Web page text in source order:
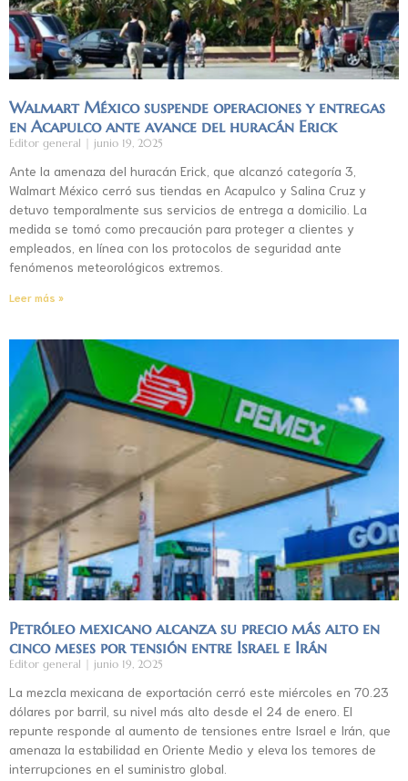
Walmart México suspende operaciones y entregas
en Acapulco ante avance del huracán Erick
Editor general junio 19, 2025
Ante la amenaza del huracán Erick, que alcanzó categoría 3,
Walmart México cerró sus tiendas en Acapulco y Salina Cruz y
detuvo temporalmente sus servicios de entrega a domicilio. La
medida se tomó como precaución para proteger a clientes y
empleados, en línea con los protocolos de seguridad ante
fenómenos meteorológicos extremos.
Leer más »
Petróleo mexicano alcanza su precio más alto en
cinco meses por tensión entre Israel e Irán
Editor general junio 19, 2025
La mezcla mexicana de exportación cerró este miércoles en 70.23
dólares por barril, su nivel más alto desde el 24 de enero. El
repunte responde al aumento de tensiones entre Israel e Irán, que
amenaza la estabilidad en Oriente Medio y eleva los temores de
interrupciones en el suministro global.